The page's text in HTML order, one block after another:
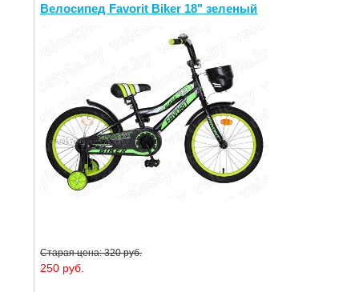
Велосипед Favorit Biker 18" зеленый
Старая цена: 320 руб.
250 руб.